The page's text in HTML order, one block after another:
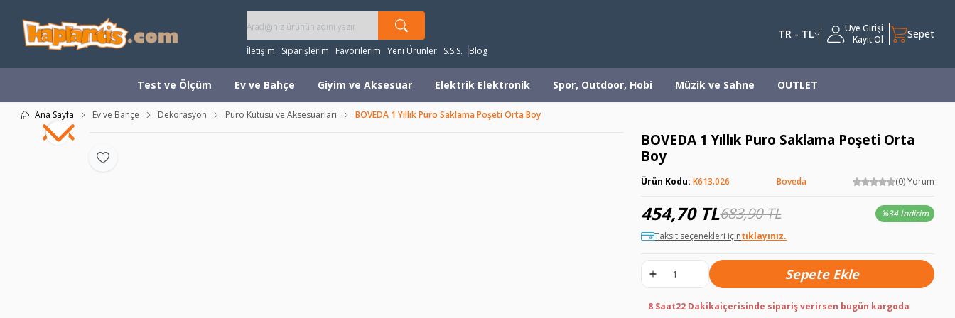
İletişim Siparişlerim Favorilerim Yeni Ürünler S.S.S. Blog
TR - TL
Üye Girişi
Kayıt Ol
Sepet
Test ve Ölçüm Ev ve Bahçe Giyim ve Aksesuar Elektrik Elektronik Spor, Outdoor, Hobi Müzik ve Sahne OUTLET
Ana Sayfa Ev ve Bahçe Dekorasyon Puro Kutusu ve Aksesuarları BOVEDA 1 Yıllık Puro Saklama Poşeti Orta Boy
Favoriye Ekle
BOVEDA 1 Yıllık Puro Saklama Poşeti Orta
Boy
Ürün Kodu:K613.026 Boveda (0) Yorum
683,90TL
454,70TL %34 İndirim
Taksit seçenekleri içintıklayınız.
Sepete Ekle
8 Saat22 Dakikaiçerisinde sipariş verirsen bugün kargoda